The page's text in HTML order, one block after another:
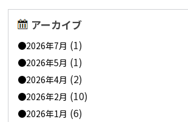
アーカイブ
2026年7月 (1)
2026年5月 (1)
2026年4月 (2)
2026年2月 (10)
2026年1月 (6)